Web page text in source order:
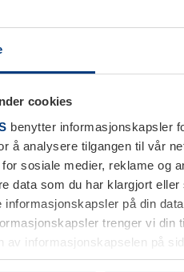
cookies
benytter informasjonskapsler
å analysere tilgangen til vår
sosiale medier, reklame og
data som du har klargjort
informasjonskapsler på din
trenger vi
av informasjonskapselen på